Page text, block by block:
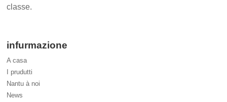
classe.
infurmazione
A casa
I prudutti
Nantu à noi
News